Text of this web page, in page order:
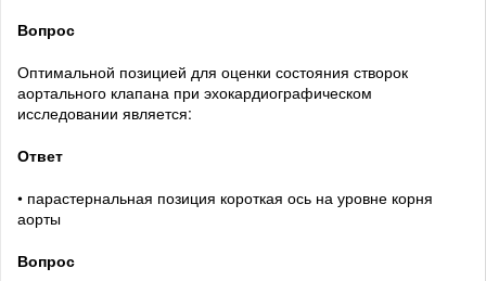
Вопрос
Оптимальной позицией для оценки состояния створок
аортального клапана при эхокардиографическом
исследовании является:
Ответ
• парастернальная позиция короткая ось на уровне корня
аорты
Вопрос